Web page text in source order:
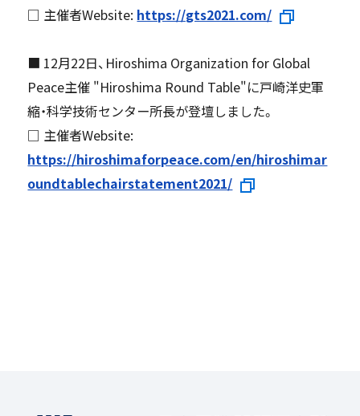
□ 主催者Website: https://gts2021.com/
■ 12月22日、Hiroshima Organization for Global
Peace主催 "Hiroshima Round Table"に戸崎洋史軍
縮・科学技術センター所長が登壇しました。
□ 主催者Website:
https://hiroshimaforpeace.com/en/hiroshimar
oundtablechairstatement2021/